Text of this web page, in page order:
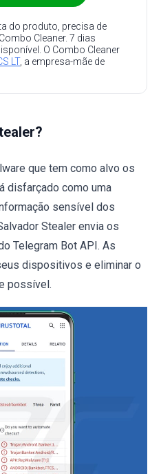
do produto, precisa de
Cleaner. 7 dias
O Combo Cleaner
LT, a empresa-mãe de
que tem como alvo os
disfarçado como uma
sensível dos
Stealer envia os
Telegram Bot API. As
dispositivos e eliminar o
possível.